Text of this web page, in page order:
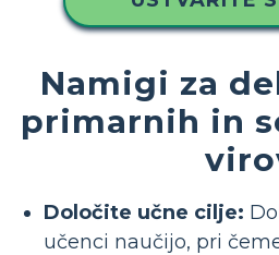
Namigi za
primarnih in
Določite učne cilje:
učenci naučijo, pri